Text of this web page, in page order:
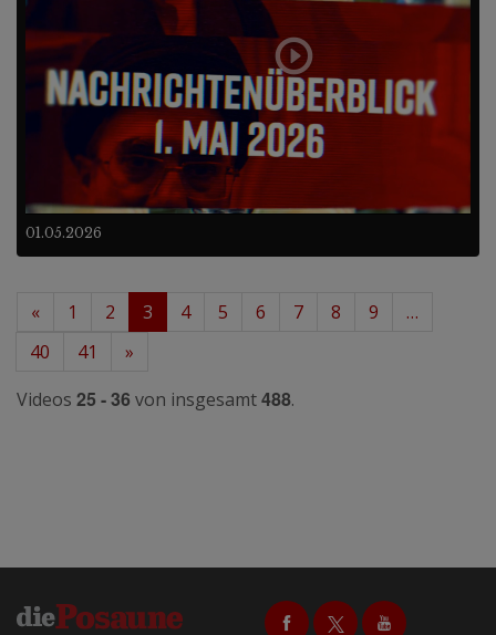
01.05.2026
« 1 2 3 4 5 6 7 8 9
…
40
41
»
Videos 25 - 36 von insgesamt488.